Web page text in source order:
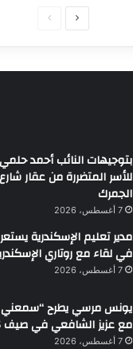
الصفحةالصفحة
للأسر المتضررة من عقار
الجمرك
7 أغسطس، 2026
مدير تعليم الإسكندرية
في لقاء مع روتاري
7 أغسطس، 2026
يونس مرسي يطرح “سمعني
مع عزيز الشافعي في صيف 2026
7 أغسطس، 2026